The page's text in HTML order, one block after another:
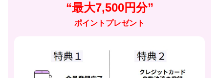
“最大7,500円分”
ポイントプレゼント